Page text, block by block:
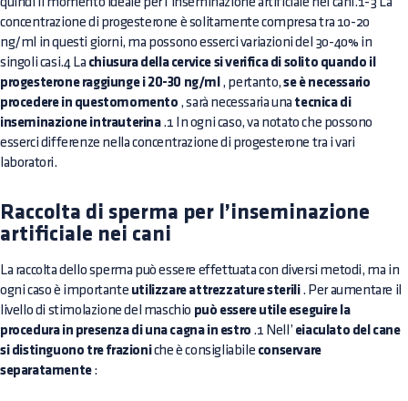
concentrazione di progesterone è solitamente compresa tra 10-20
ng/ml in questi giorni, ma possono esserci variazioni del 30-40% in
singoli casi.4 La chiusura della cervice si verifica di solito quando il
progesterone raggiunge i 20-30 ng/ml , pertanto,se è necessario
procedere in questomomento , sarà necessaria una tecnica di
inseminazione intrauterina.1 In ogni caso, va notato che possono
esserci differenze nella concentrazione di progesterone tra i vari
laboratori.
Raccolta di sperma per l’inseminazione
artificiale nei cani
La raccolta dello sperma può essere effettuata con diversi metodi, ma in
ogni caso è importante utilizzare attrezzature sterili. Per aumentare il
livello di stimolazione del maschio può essere utile eseguire la
procedura in presenza di una cagna in estro .1 Nell’ eiaculato del cane
si distinguono tre frazioniche è consigliabile conservare
separatamente: